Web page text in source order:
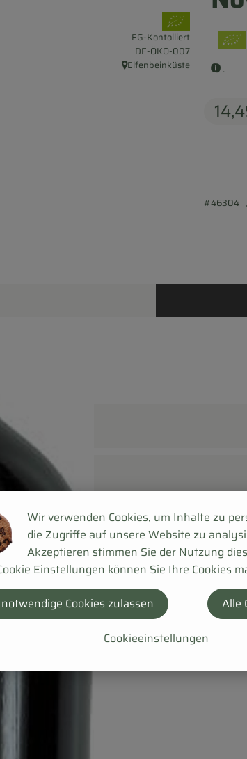
.
, Verband:
EG-Kontolliert
, Kontrollstelle:
DE-ÖKO-007
, Herkunft:
Elfenbeinküste
#46304
Wir verwenden Cookies, um Inhalte zu
die Zugriffe auf unsere Website zu
Akzeptieren stimmen Sie der Nutzung
Einstellungen können Sie Ihre Cookies
Cookieeinstellungen
Cookies zulassen Alle